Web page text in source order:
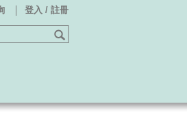
登入 / 註冊